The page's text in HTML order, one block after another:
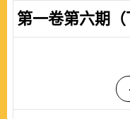
第一卷第六期（